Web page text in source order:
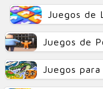
Juegos de
Juegos de
Juegos para